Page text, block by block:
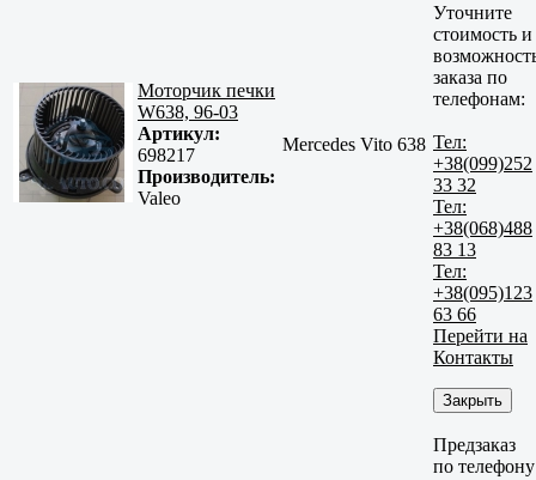
Моторчик печки
W638, 96-03
Артикул:
698217
Производитель:
Valeo
Mercedes Vito 638
Уточните
стоимость и
заказа по
телефонам:
Тел:
+38(099)252
33 32
Тел:
+38(068)488
83 13
Тел:
+38(095)123
63 66
Перейти на
Контакты
Закрыть
Предзаказ
по телефону